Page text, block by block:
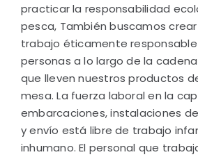
practicar la responsabilidad
pesca, También buscamos
trabajo éticamente
personas a lo largo de la
que lleven nuestros productos
mesa. La fuerza laboral en la
embarcaciones, instalaciones
y envío está libre de trabajo
inhumano. El personal que